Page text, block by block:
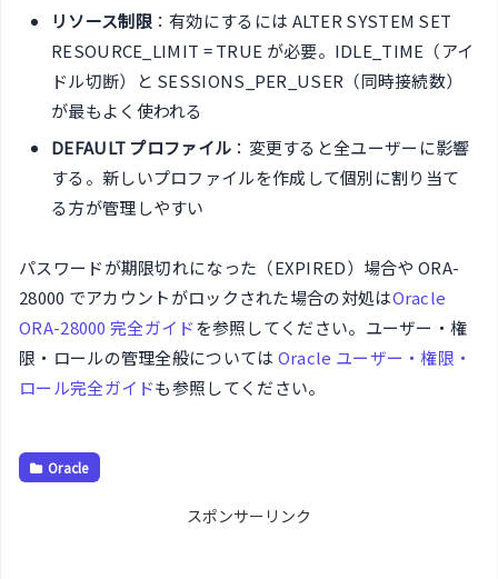
リソース制限：有効にするには ALTER SYSTEM SET
RESOURCE_LIMIT = TRUE が必要。IDLE_TIME（アイ
ドル切断）と SESSIONS_PER_USER（同時接続数）
が最もよく使われる
DEFAULT プロファイル ：変更すると全ユーザーに影響
する。新しいプロファイルを作成して個別に割り当て
る方が管理しやすい
パスワードが期限切れになった（EXPIRED）場合や ORA-
28000 でアカウントがロックされた場合の対処はOracle
ORA-28000 完全ガイドを参照してください。ユーザー・権
限・ロールの管理全般については Oracle ユーザー・権限・
ロール完全ガイドも参照してください。
Oracle
スポンサーリンク